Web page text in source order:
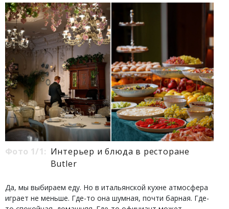
Фото 1/1: Интерьер и блюда в ресторане
Butler
Да, мы выбираем еду. Но в итальянской кухне атмосфера
играет не меньше. Где-то она шумная, почти барная. Где-